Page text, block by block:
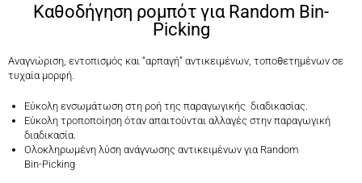
Καθοδήγηση ρομπότ για Random Bin-
Picking
Αναγνώριση, εντοπισμός και “αρπαγή” αντικειμένων, τοποθετημένων σε
τυχαία μορφή.
Εύκολη ενσωμάτωση στη ροή της παραγωγικής διαδικασίας.
Εύκολη τροποποίηση όταν απαιτούνται αλλαγές στην παραγωγική
διαδικασία.
Ολοκληρωμένη λύση ανάγνωσης αντικειμένων για Random
Bin-Picking